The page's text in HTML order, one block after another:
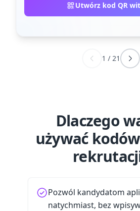
Utwórz kod QR
1 / 21
Dlaczego
używać
Pozwól kandydatom
natychmiast, bez